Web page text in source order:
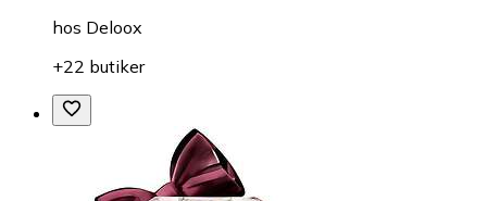
hos Deloox
+22 butiker